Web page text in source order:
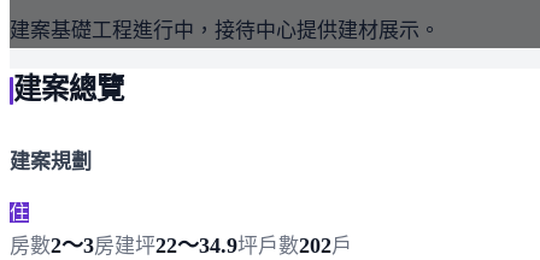
建案基礎工程進行中，接待中心提供建材展示。
建案總覽
建案規劃
住
房數2～3房建坪22～34.9坪戶數202戶